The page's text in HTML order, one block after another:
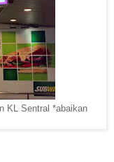
KL Sentral *abaikan